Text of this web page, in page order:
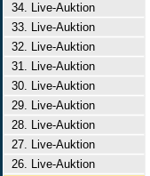
34. Live-Auktion
33. Live-Auktion
32. Live-Auktion
31. Live-Auktion
30. Live-Auktion
29. Live-Auktion
28. Live-Auktion
27. Live-Auktion
26. Live-Auktion